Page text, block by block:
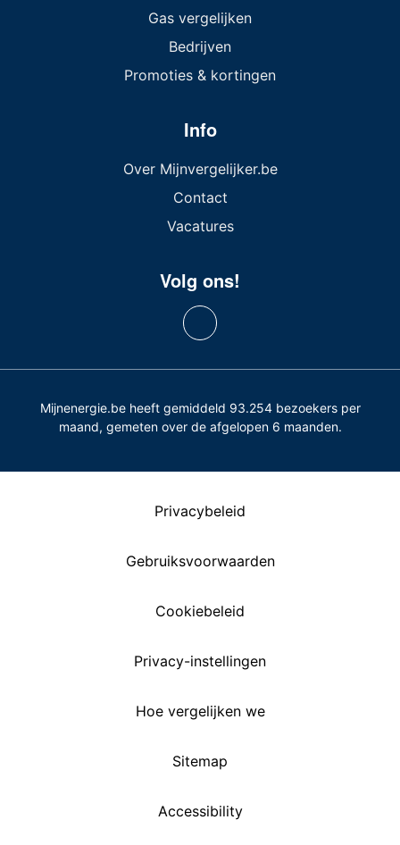
Gas vergelijken
Bedrijven
Promoties & kortingen
Info
Over Mijnvergelijker.be
Contact
Vacatures
Volg ons!
Mijnenergie.be heeft gemiddeld 93.254 bezoekers per
maand, gemeten over de afgelopen 6 maanden.
Privacybeleid
Gebruiksvoorwaarden
Cookiebeleid
Privacy-instellingen
Hoe vergelijken we
Sitemap
Accessibility